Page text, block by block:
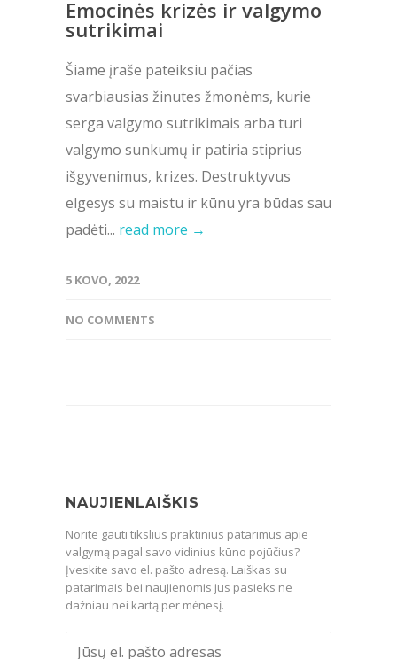
Emocinės krizės ir valgymo
sutrikimai
Šiame įraše pateiksiu pačias
svarbiausias žinutes žmonėms, kurie
serga valgymo sutrikimais arba turi
valgymo sunkumų ir patiria stiprius
išgyvenimus, krizes. Destruktyvus
elgesys su maistu ir kūnu yra būdas sau
padėti... read more →
5 KOVO, 2022
NO COMMENTS
NAUJIENLAIŠKIS
Norite gauti tikslius praktinius patarimus apie
valgymą pagal savo vidinius kūno pojūčius?
Įveskite savo el. pašto adresą. Laiškas su
patarimais bei naujienomis jus pasieks ne
dažniau nei kartą per mėnesį.